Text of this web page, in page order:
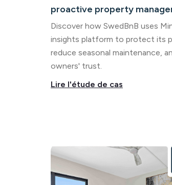
proactive property
Discover how SwedBnB uses
insights platform to protect its
reduce seasonal maintenance,
owners' trust.
Lire l'étude de cas